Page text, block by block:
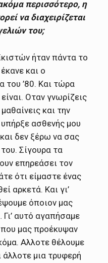
περισσότερο, η
να διαχειρίζεται
του;
ήταν πάντα το
και ο
του ’80. Και τώρα
Οταν γνωρίζεις
και την
ασθενής μου
δεν ξέρω να σας
Σίγουρα τα
επηρεάσει τον
ότι είμαστε ένας
αρκετά. Και γι’
όποιον μας
αυτό αγαπήσαμε
που μας προέκυψαν
Αλλοτε θέλουμε
μια τρυφερή